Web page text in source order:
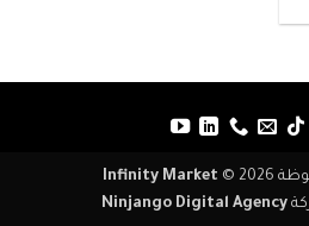
©
Infinity Market
Ninjango Digital Agency